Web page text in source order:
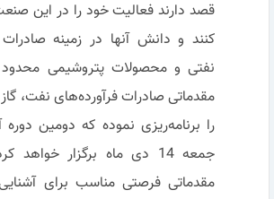
قصد دارند فعالیت خود را در این صنعت
کنند و دانش آنها در زمینه صادرات
نفتی و محصولات پتروشیمی
مقدماتی صادرات فرآورده‌های نفت،
را برنامه‌ریزی نموده که دومین دوره
جمعه 14 دی ماه برگزار
مقدماتی فرصتی مناسب برای